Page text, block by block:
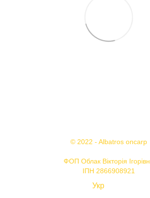
© 2022 - Albatros oncarp
ФОП Облак Вікторія
ІПН 2866908921
Укр